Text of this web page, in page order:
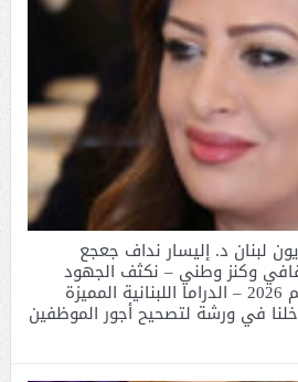
لبنان د. إليسار نداف جعجع
وكنز وطني – نكثف الجهود
لنقل مباريات كأس العالم 2026 – الدراما اللبنانية المميزة
في ورشة لتصحيح أجور الموظفين